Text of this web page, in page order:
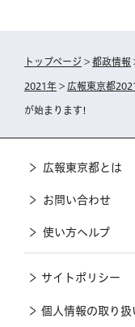
トップページ > 都政情報
2021年 > 広報東京都
が始まります!
広報東京都とは
お問い合わせ
使い方ヘルプ
サイトポリシー
個人情報の取り扱